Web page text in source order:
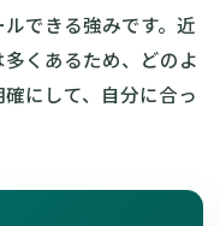
できる強みです。近
くあるため、どのよ
にして、自分に合っ